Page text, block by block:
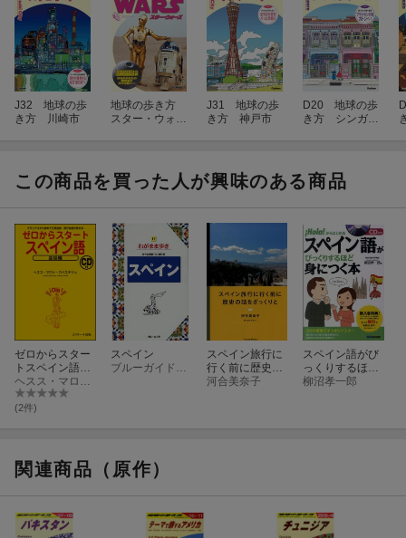
J32 地球の歩
き方 川崎市
地球の歩き方
スター・ウォー
J31 地球の歩
き方 神戸市
D20 地球の歩
き方 シンガポ
この商品を買った人が興味のある商品
ゼロからスター
トスペイン語
（会話編）
(2件)
スペイン
スペイン旅行に
行く前に歴史の
話をざっくりと
河合美奈子
スペイン語がび
っくりするほど
身につく本
柳沼孝一郎
関連商品（原作）